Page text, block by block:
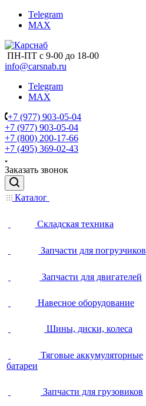
Telegram
MAX
ПН-ПТ с 9-00 до 18-00
info@carsnab.ru
Telegram
MAX
+7 (977) 903-05-04
+7 (977) 903-05-04
+7 (800) 200-17-66
+7 (495) 369-02-43
Заказать звонок
Каталог
Складская техника
Запчасти для погрузчиков
Запчасти для двигателей
Навесное оборудование
Шины, диски, колеса
Тяговые аккумуляторные
батареи
Запчасти для грузовиков